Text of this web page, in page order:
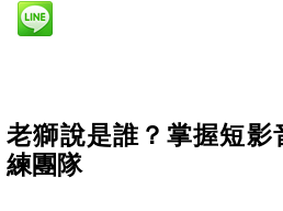
老獅說是誰？掌握短影
練團隊